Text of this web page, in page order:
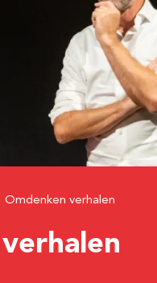
Omdenken verhalen
verhalen